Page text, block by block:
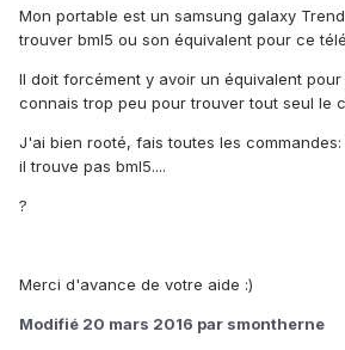
Mon portable est un samsung galaxy
trouver bml5 ou son équivalent pour ce
Il doit forcément y avoir un équivalent
connais trop peu pour trouver tout seul le
J'ai bien rooté, fais toutes les
il trouve pas bml5....
?
Merci d'avance de votre aide :)
Modifié 20 mars 2016 par smontherne